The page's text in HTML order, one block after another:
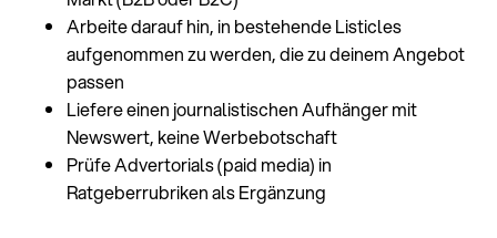
Arbeite darauf hin, in bestehende Listicles
aufgenommen zu werden, die zu deinem Angebot
passen
Liefere einen journalistischen Aufhänger mit
Newswert, keine Werbebotschaft
Prüfe Advertorials (paid media) in
Ratgeberrubriken als Ergänzung